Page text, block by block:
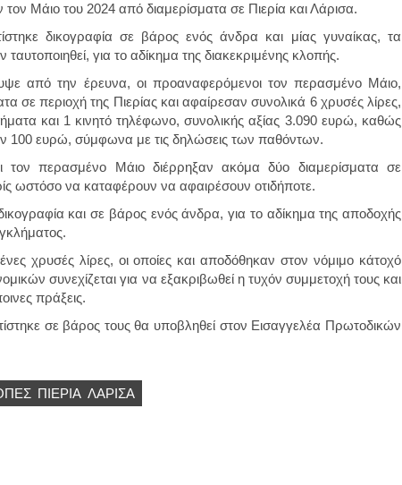
Μάιο του 2024 από διαμερίσματα σε Πιερία και Λάρισα.
δικογραφία σε βάρος ενός άνδρα και μίας γυναίκας, τα
ταυτοποιηθεί, για το αδίκημα της διακεκριμένης κλοπής.
από την έρευνα, οι προαναφερόμενοι τον περασμένο Μάιο,
σε περιοχή της Πιερίας και αφαίρεσαν συνολικά 6 χρυσές λίρες,
και 1 κινητό τηλέφωνο, συνολικής αξίας 3.090 ευρώ, καθώς
100 ευρώ, σύμφωνα με τις δηλώσεις των παθόντων.
τον περασμένο Μάιο διέρρηξαν ακόμα δύο διαμερίσματα σε
ωστόσο να καταφέρουν να αφαιρέσουν οτιδήποτε.
και σε βάρος ενός άνδρα, για το αδίκημα της αποδοχής
χρυσές λίρες, οι οποίες και αποδόθηκαν στον νόμιμο κάτοχό
συνεχίζεται για να εξακριβωθεί η τυχόν συμμετοχή τους και
πράξεις.
σε βάρος τους θα υποβληθεί στον Εισαγγελέα Πρωτοδικών
ΠΙΕΡΊΑ ΛΑΡΙΣΑ